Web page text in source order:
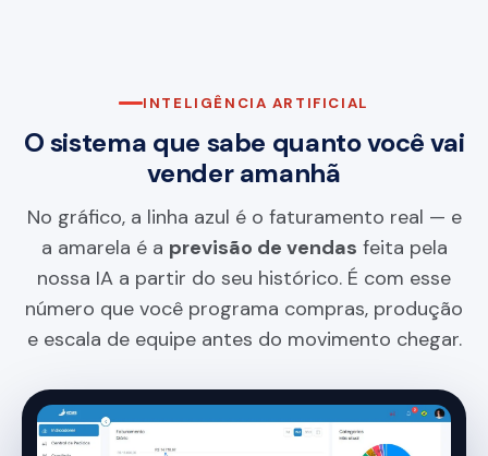
INTELIGÊNCIA ARTIFICIAL
O sistema que sabe quanto você vai
vender amanhã
No gráfico, a linha azul é o faturamento real — e
a amarela é a previsão de vendas feita pela
nossa IA a partir do seu histórico. É com esse
número que você programa compras, produção
e escala de equipe antes do movimento chegar.